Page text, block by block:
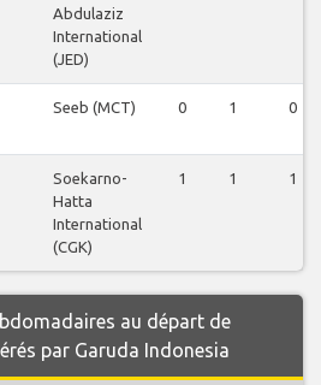
Abdulaziz
International
(JED)
Seeb (MCT) 0 1 0
Soekarno-
Hatta
International
(CGK)
1 1 1
au départ de
par Garuda Indonesia